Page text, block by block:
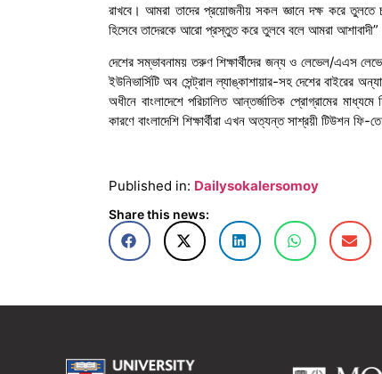
রাখবে। আমরা তাদের প্রয়োজনীয় সকল জ্ঞানে দক্ষ করে তুলতে
হিসেবে তাদেরকে আরো প্রস্তুত করে তুলবে বলে আমরা
দেশের সম্ভাবনাময় তরুণ শিক্ষার্থীদের জন্য ও লেভেল/এএস
ইউনিভার্সিটি অব সেন্ট্রাল ল্যাঙ্কাশায়ার-সহ দেশের বাইরের
অধীনে বাংলাদেশে পরিচালিত আন্তর্জাতিক প্রোগ্রামের
কারণে বাংলাদেশি শিক্ষার্থীরা এখন অত্যন্ত সাশ্রয়ী টিউশন
Published in: Dailysokalersomoy
Share this news: